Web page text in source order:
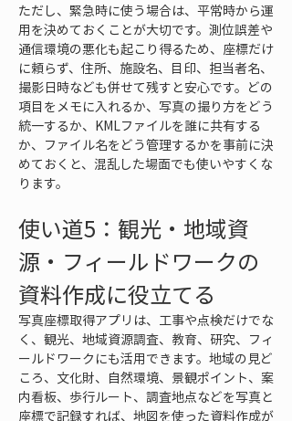
ただし、緊急時に使う場合は、平常時から運
用を決めておくことが大切です。測位誤差や
通信環境の悪化も起こり得るため、座標だけ
に頼らず、住所、施設名、目印、担当者名、
撮影日時なども併せて残すと安心です。どの
項目をメモに入れるか、写真の撮り方をどう
統一するか、KMLファイルを誰に共有する
か、ファイル名をどう管理するかを事前に決
めておくと、混乱した場面でも使いやすくな
ります。
使い道5：観光・地域資
源・フィールドワークの
資料作成に役立てる
写真座標取得アプリは、工事や点検だけでな
く、観光、地域資源調査、教育、研究、フィ
ールドワークにも活用できます。地域の見ど
ころ、文化財、自然環境、景観ポイント、案
内看板、歩行ルート、調査地点などを写真と
座標で記録すれば、地図を使った資料作成が